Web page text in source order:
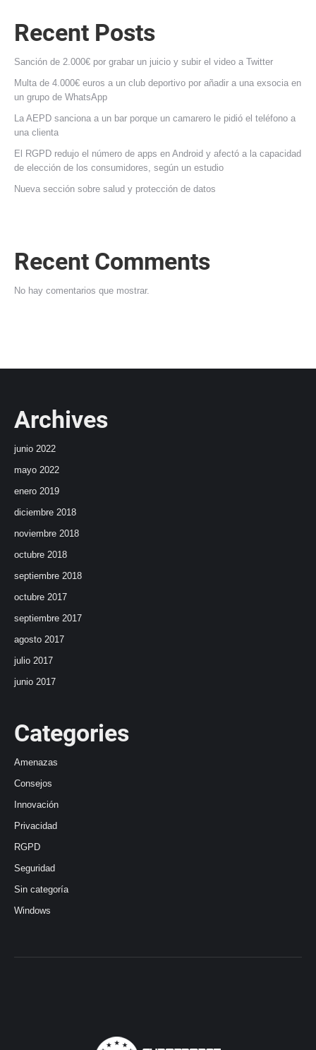
Recent Posts
Sanción de 2.000€ por grabar un juicio y subir el video a Twitter
Multa de 4.000€ euros a un club deportivo por añadir a una exsocia en
un grupo de WhatsApp
La AEPD sanciona a un bar porque un camarero le pidió el teléfono a
una clienta
El RGPD redujo el número de apps en Android y afectó a la capacidad
de elección de los consumidores, según un estudio
Nueva sección sobre salud y protección de datos
Recent Comments
No hay comentarios que mostrar.
Archives
junio 2022
mayo 2022
enero 2019
diciembre 2018
noviembre 2018
octubre 2018
septiembre 2018
octubre 2017
septiembre 2017
agosto 2017
julio 2017
junio 2017
Categories
Amenazas
Consejos
Innovación
Privacidad
RGPD
Seguridad
Sin categoría
Windows